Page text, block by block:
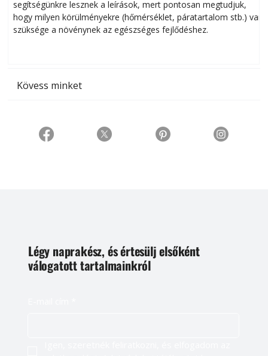
segítségünkre lesznek a leírások, mert pontosan megtudjuk,
hogy milyen körülményekre (hőmérséklet, páratartalom stb.) van
szüksége a növénynek az egészséges fejlődéshez.
Kövess minket
Légy naprakész, és értesülj elsőként
válogatott tartalmainkról